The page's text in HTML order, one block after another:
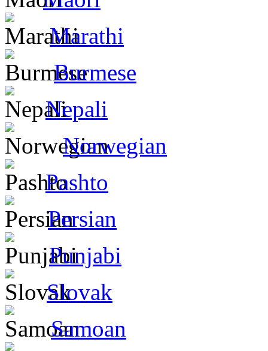
Marathi
Burmese
Nepali
Norwegian
Pashto
Persian
Punjabi
Slovak
Samoan